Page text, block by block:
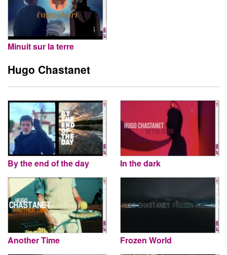
Minuit sur la terre
Hugo Chastanet
By the end of the day In the dark
Another Time Frozen World